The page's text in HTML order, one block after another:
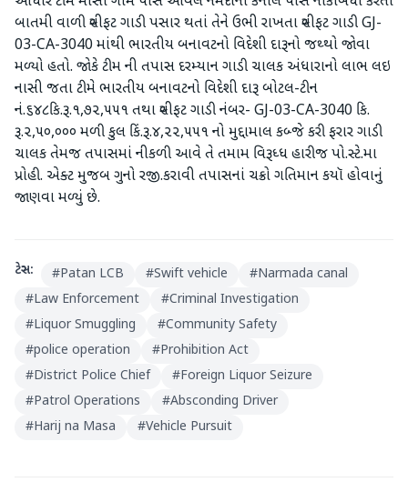
બાતમી વાળી સ્વીફટ ગાડી પસાર થતાં તેને ઉભી રાખતા સ્વીફટ ગાડી GJ-
03-CA-3040 માંથી ભારતીય બનાવટનો વિદેશી દારૂનો જથ્થો જોવા
મળ્યો હતો. જોકે ટીમ ની તપાસ દરમ્યાન ગાડી ચાલક અંધારાનો લાભ લઇ
નાસી જતા ટીમે ભારતીય બનાવટનો વિદેશી દારૂ બોટલ-ટીન
નં.૬૪૮કિ.રૂ.૧,૭૨,૫૫૧ તથા સ્વીફટ ગાડી નંબર- GJ-03-CA-3040 કિ.
રૂ.૨,૫૦,૦૦૦ મળી કુલ કિં.રૂ.૪,૨૨,૫૫૧ નો મુદ્દામાલ કબ્જે કરી ફરાર ગાડી
ચાલક તેમજ તપાસમાં નીકળી આવે તે તમામ વિરૂધ્ધ હારીજ પો.સ્ટે.મા
પ્રોહી. એક્ટ મુજબ ગુનો રજી.કરાવી તપાસનાં ચક્રો ગતિમાન કયૉ હોવાનું
જાણવા મળ્યું છે.
ટેગ્સ: #Patan LCB #Swift vehicle #Narmada canal
#Law Enforcement #Criminal Investigation
#Liquor Smuggling #Community Safety
#police operation #Prohibition Act
#District Police Chief #Foreign Liquor Seizure
#Patrol Operations #Absconding Driver
#Harij na Masa #Vehicle Pursuit